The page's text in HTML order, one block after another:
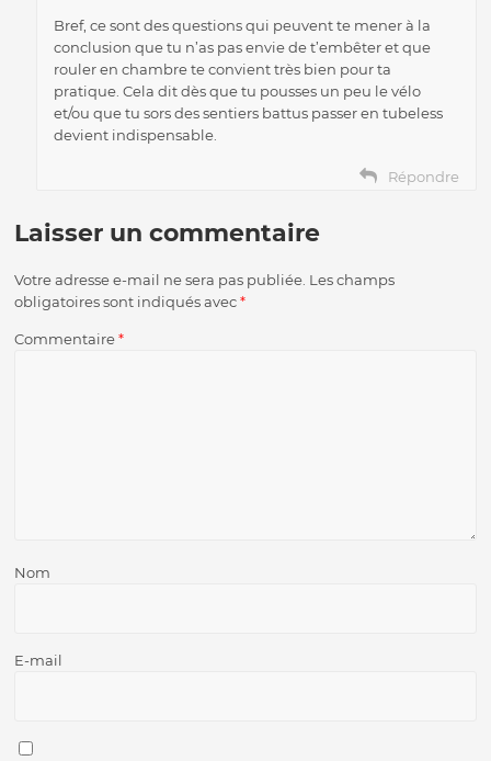
Bref, ce sont des questions qui peuvent te mener à la
conclusion que tu n’as pas envie de t’embêter et que
rouler en chambre te convient très bien pour ta
pratique. Cela dit dès que tu pousses un peu le vélo
et/ou que tu sors des sentiers battus passer en tubeless
devient indispensable.
Répondre
Laisser un commentaire
Votre adresse e-mail ne sera pas publiée. Les champs
obligatoires sont indiqués avec*
Commentaire*
Nom
E-mail